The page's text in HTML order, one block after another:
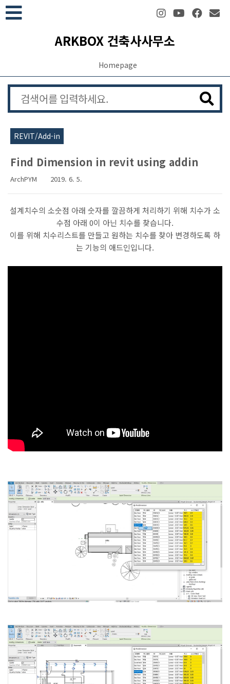
본문 바로가기
ARKBOX 건축사사무소
Homepage
REVIT/Add-in
Find Dimension in revit using addin
ArchPYM 2019. 6. 5.
설계치수의 소숫점 아래 숫자를 깔끔하게 처리하기 위해 치수가 소
수점 아래 0이 아닌 치수를 찾습니다.
이를 위해 치수리스트를 만들고 원하는 치수를 찾아 변경하도록 하
는 기능의 애드인입니다.